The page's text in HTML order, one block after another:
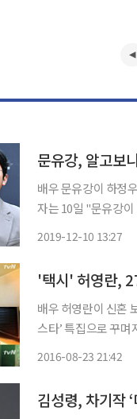
문유강, 알고보
배우 문유강이 하정우의 5촌 조카로 알
자는 10일 "문유강
2019-12-10 13:27
'택시' 허영란,
배우 허영란이 신혼 보금자리를 공개했다.
스타’ 특집으로 꾸며져 허영
2016-08-23 21:42
김성령, 차기작